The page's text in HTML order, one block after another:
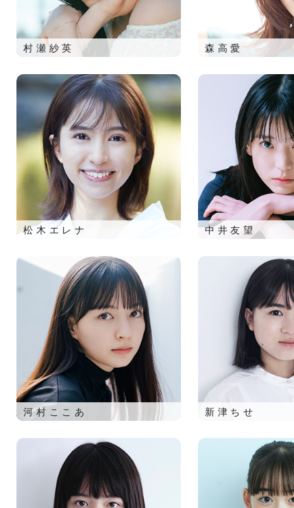
村瀬紗英 森高愛
松木エレナ 中井友望
河村ここあ 新津ちせ